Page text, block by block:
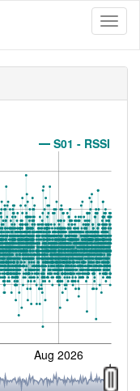
S01 - RSSI
Aug 2026